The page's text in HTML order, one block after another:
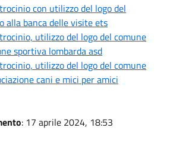
con utilizzo del logo del
alla banca delle visite ets
utilizzo del logo del comune
sportiva lombarda asd
utilizzo del logo del comune
cani e mici per amici
: 17 aprile 2024, 18:53